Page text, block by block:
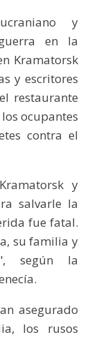
y
en la
Kramatorsk
y escritores
restaurante
ocupantes
contra el
y
salvarle la
fue fatal.
su familia y
según la
asegurado
los rusos